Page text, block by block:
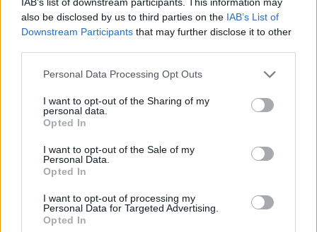
also be disclosed by us to third parties on the IAB’s List of
Downstream Participants that may further disclose it to other
Please note that this website/app uses one or more Google
not limited to your visit or usage behaviour. You may click to
grant or deny consent to Google and its third-party tags to
use your data for below specified purposes in below Google
consent section.
Personal Data Processing Opt Outs
I want to opt-out of the Sharing of my
personal data.
Opted In
I want to opt-out of the Sale of my
Personal Data.
Opted In
I want to opt-out of processing my
Personal Data for Targeted Advertising.
Opted In
Michał Nowakowski, a CDPR társelnöke aGameSpot
kérdésére elmondta:
"Az ütemtervünk rendkívül ambiciózus. Egész
konkrétan három Witcher játékot szeretnénk
kiadni egy 6 éves periódusban. Őszintén szólva
gyártani ehhez a trilógiához. Jelenleg ez az
álláspontunk ezzel a kérdéssel kapcsolatban."
Egyelőre elég erősen kérdéses, hogy tudni fogják-e
tartani ezt a meglehetősen szűkösnek tűnő ütemtervet,